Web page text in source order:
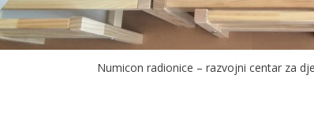
Numicon radionice – razvojni centar za